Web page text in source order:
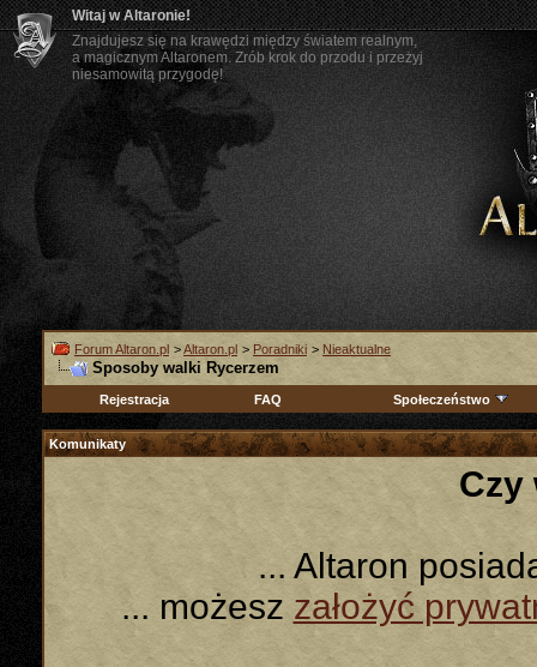
Witaj w Altaronie!
Znajdujesz się na krawędzi między światem realnym,
a magicznym Altaronem. Zrób krok do przodu i przeżyj
niesamowitą przygodę!
Forum Altaron.pl >Altaron.pl > Poradniki > Nieaktualne
Sposoby walki Rycerzem
Rejestracja FAQ Społeczeństwo
Komunikaty
Czy
... Altaron
... możeszzałożyć